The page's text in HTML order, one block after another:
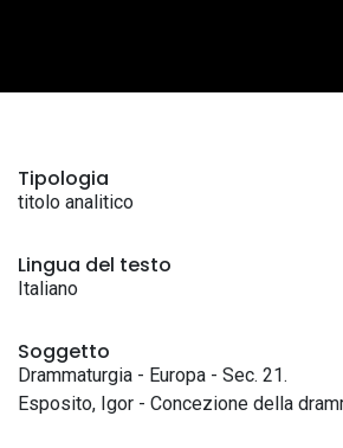
Tipologia
titolo analitico
Lingua del testo
Italiano
Soggetto
Drammaturgia - Europa - Sec. 21.
Esposito, Igor - Concezione della